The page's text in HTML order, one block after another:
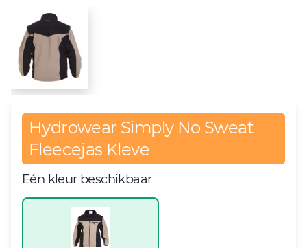
Hydrowear Simply No Sweat
Fleecejas Kleve
Eén kleur beschikbaar